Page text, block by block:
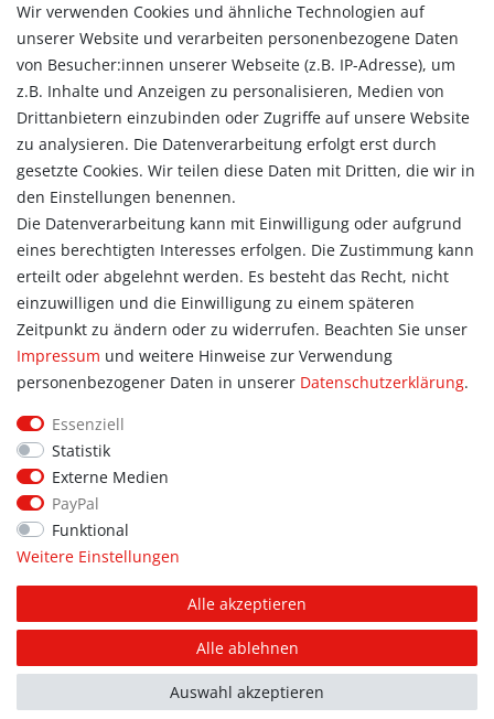
Versandarten & -kosten
Widerrufsrecht
Vertrag widerrufen
Konto
Login
Registrieren
Warenkorb
Zur Kasse
Allgemein
Kontakt
Datenschutzerklärung
AGB
Impressum
Informationen für Vereine
Informationen zur Beflockung
Newsletter-Anmeldung
© Copyright 2026 | Alle Rechte vorbehalten. Sport Hoffmann.
Unsere Shopmarken: PUMA, addidas, JAKO, erima.
FACEBOOK
Wir verwenden Cookies und ähnliche Technologien auf
unserer Website und verarbeiten personenbezogene Daten
von Besucher:innen unserer Webseite (z.B. IP-Adresse), um
z.B. Inhalte und Anzeigen zu personalisieren, Medien von
Drittanbietern einzubinden oder Zugriffe auf unsere Website
zu analysieren. Die Datenverarbeitung erfolgt erst durch
gesetzte Cookies. Wir teilen diese Daten mit Dritten, die wir in
den Einstellungen benennen.
Die Datenverarbeitung kann mit Einwilligung oder aufgrund
eines berechtigten Interesses erfolgen. Die Zustimmung kann
erteilt oder abgelehnt werden. Es besteht das Recht, nicht
einzuwilligen und die Einwilligung zu einem späteren
Zeitpunkt zu ändern oder zu widerrufen. Beachten Sie unser
Impressum und weitere Hinweise zur Verwendung
personenbezogener Daten in unserer Daten­schutz­erklärung.
Essenziell
Statistik
Externe Medien
PayPal
Funktional
Weitere Einstellungen
Alle akzeptieren
Alle ablehnen
Auswahl akzeptieren